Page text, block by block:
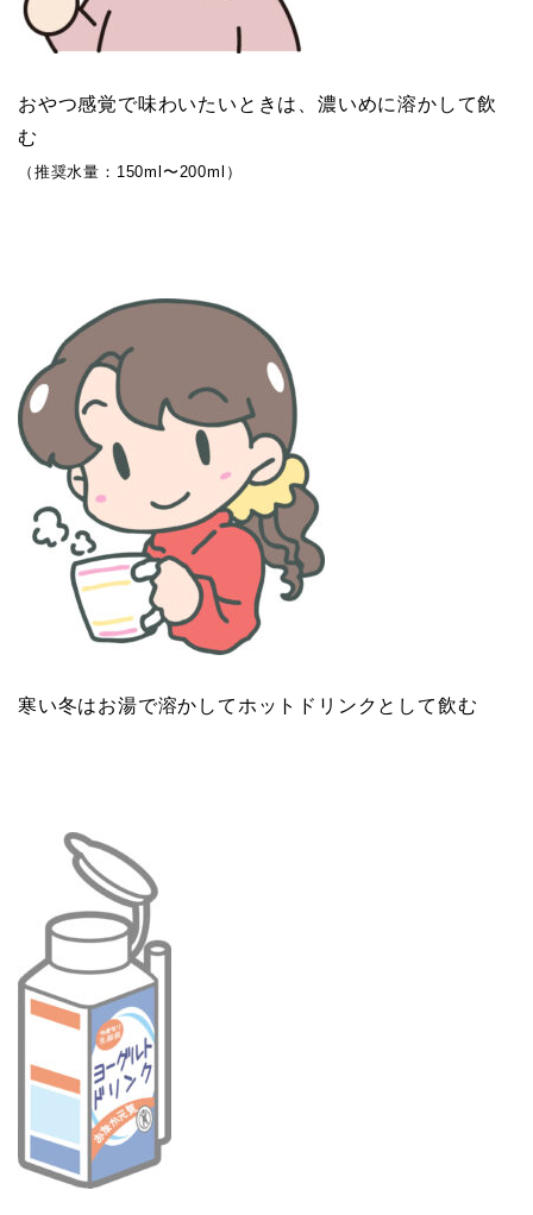
おやつ感覚で味わいたいときは、濃いめに溶かして飲
む
（推奨水量：150ml〜200ml）
寒い冬はお湯で溶かしてホットドリンクとして飲む